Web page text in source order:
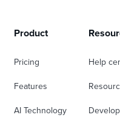
Product
Pricing
Features
AI Technology
Help